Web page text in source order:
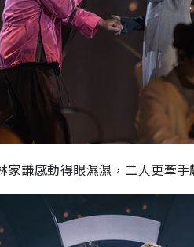
家謙感動得眼濕濕，二人更牽